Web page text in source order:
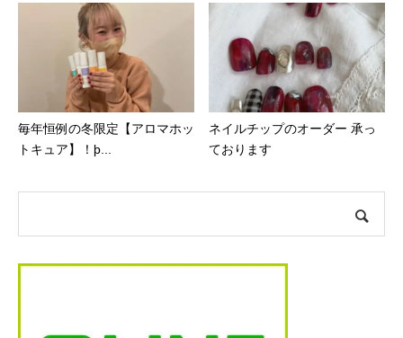
毎年恒例の冬限定【アロマホッ
トキュア】！þ...
ネイルチップのオーダー 承っ
ております︎